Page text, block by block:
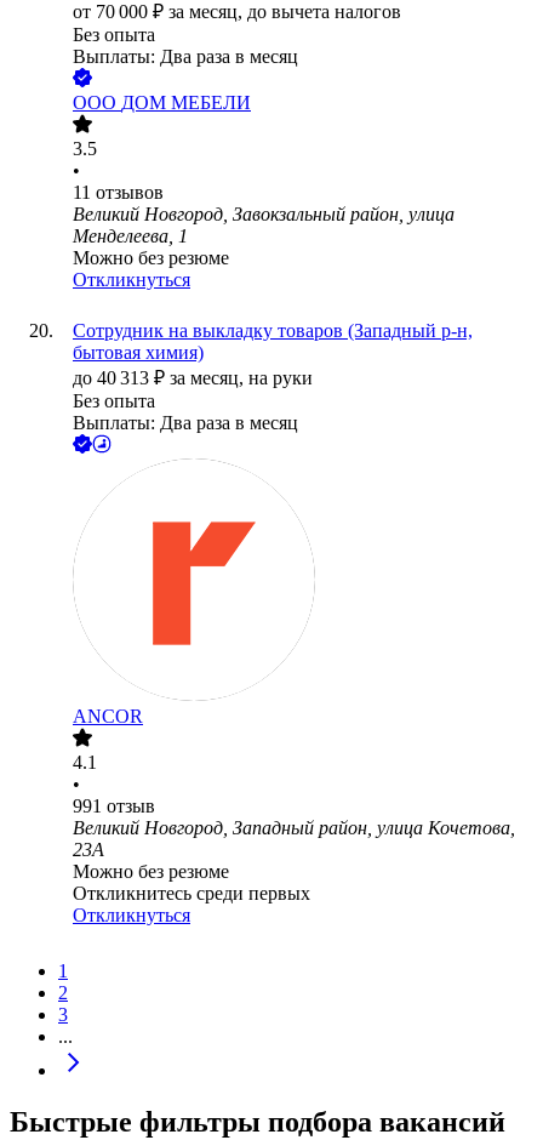
от 70 000 ₽ за месяц, до вычета налогов
Без опыта
Выплаты: Два раза в месяц
ООО ДОМ МЕБЕЛИ
3.5
•
11 отзывов
Великий Новгород, Завокзальный район, улица
Менделеева, 1
Можно без резюме
Откликнуться
Сотрудник на выкладку товаров (Западный р-н,
бытовая химия)
до 40 313 ₽ за месяц, на руки
Без опыта
Выплаты: Два раза в месяц
ANCOR
4.1
•
991 отзыв
Великий Новгород, Западный район, улица Кочетова,
23А
Можно без резюме
Откликнитесь среди первых
Откликнуться
1
2
3
...
Быстрые фильтры подбора вакансий